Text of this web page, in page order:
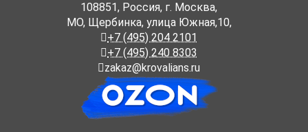
108851, Россия, г. Москва,
МО, Щербинка, улица Южная,10,
+7 (495) 204 2101
+7 (495) 240 8303
zakaz@krovalians.ru